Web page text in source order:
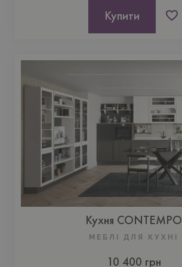
Купити
Кухня CONTEMPO
МЕБЛІ ДЛЯ КУХНI
10 400 грн